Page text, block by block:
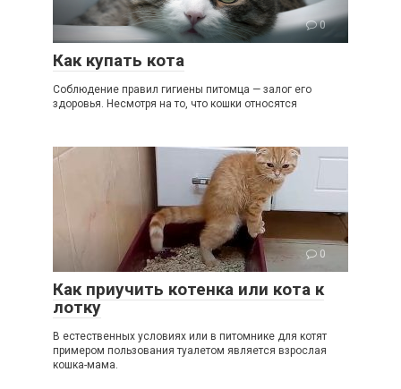
0
Как купать кота
Соблюдение правил гигиены питомца — залог его
здоровья. Несмотря на то, что кошки относятся
0
Как приучить котенка или кота к
лотку
В естественных условиях или в питомнике для котят
примером пользования туалетом является взрослая
кошка-мама.